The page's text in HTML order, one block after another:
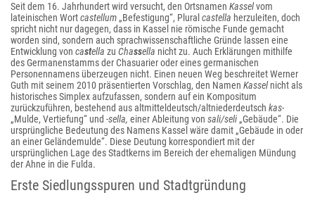
Seit dem 16. Jahrhundert wird versucht, den Ortsnamen Kasselvom
lateinischen Wortcastellum „Befestigung“, Plural castella herzuleiten, doch
spricht nicht nur dagegen, dass in Kassel nie römische Funde gemacht
worden sind, sondern auch sprachwissenschaftliche Gründe lassen eine
Entwicklung von castella zu Chassella nicht zu. Auch Erklärungen mithilfe
des Germanenstamms der Chasuarier oder eines germanischen
Personennamens überzeugen nicht. Einen neuen Weg beschreitet Werner
Guth mit seinem 2010 präsentierten Vorschlag, den Namen Kasselnicht als
historisches Simplex aufzufassen, sondern auf ein Kompositum
zurückzuführen, bestehend aus altmitteldeutsch/altniederdeutsch kas-
„Mulde, Vertiefung“ und -sella, einer Ableitung von sali/seli „Gebäude“. Die
ursprüngliche Bedeutung des Namens Kassel wäre damit „Gebäude in oder
an einer Geländemulde“. Diese Deutung korrespondiert mit der
ursprünglichen Lage des Stadtkerns im Bereich der ehemaligen Mündung
der Ahne in die Fulda.
Erste Siedlungsspuren und Stadtgründung